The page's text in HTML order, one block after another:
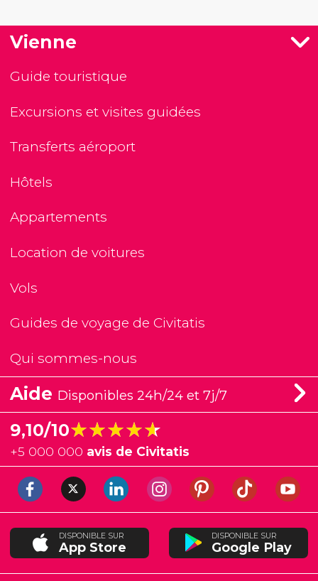
Vienne
Guide touristique
Excursions et visites guidées
Transferts aéroport
Hôtels
Appartements
Location de voitures
Vols
Guides de voyage de Civitatis
Qui sommes-nous
Aide Disponibles 24h/24 et 7j/7
9,10/10★★★★★
★★★★★
+5 000 000 avis de Civitatis
DISPONIBLE SUR
App Store
DISPONIBLE SUR
Google Play